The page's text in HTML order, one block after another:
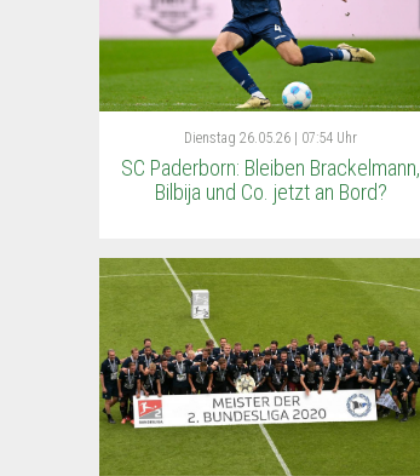
Dienstag 26.05.26 | 07:54 Uhr
SC Paderborn: Bleiben Brackelmann,
Bilbija und Co. jetzt an Bord?